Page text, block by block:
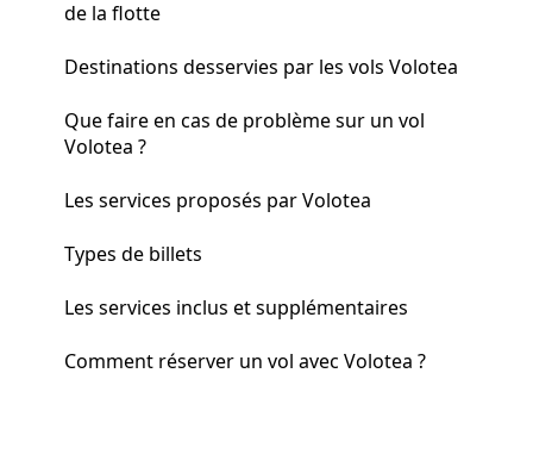
de la flotte
Destinations desservies par les vols Volotea
Que faire en cas de problème sur un vol
Volotea ?
Les services proposés par Volotea
Types de billets
Les services inclus et supplémentaires
Comment réserver un vol avec Volotea ?